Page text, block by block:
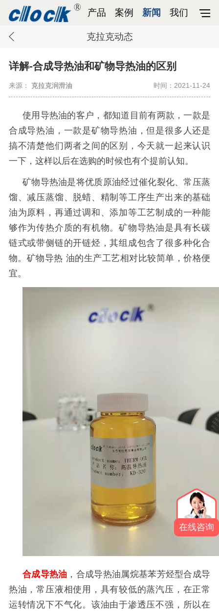
产品 案例 新闻 我们
克拉克动态
详解-合成导热油和矿物导热油的区别
来源： 克拉克润滑油 时间：2021-11-24
使用导热油的客户，都知道目前有两款，一款是
合成导热油，一款是矿物导热油，但是很多人还是
搞不清楚他们两者之间的区别，今天就一起来认识
一下，这样以后在选购的时候也有个提前认知。
矿物导热油是将优质原油经过催化裂化、常压蒸
馏、减压蒸馏、脱蜡、精制等工序生产出来的基础
油为原料，再通过调和、添加等工艺制成的一种能
够作为传热介质的有机物。矿物导热油是具有长碳
链式或带侧链的开链烃，其组成包含了很多种化合
物。矿物导热 油的生产工艺相对比较简单，价格便
宜。
合成导热油 ， 合成导热油属烷基苯芳烃型合成导
热油，常压液相使用，具有较低的蒸汽压，在正常
运转情况下不气化。该油由于渗透压不强，所以在
在线咨询